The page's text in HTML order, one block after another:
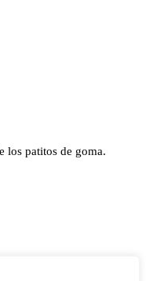
los patitos de goma.